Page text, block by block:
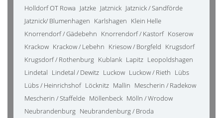
Holldorf OT Rowa Jatzke Jatznick Jatznick / Sandförde
Jatznick/ Blumenhagen Karlshagen Klein Helle
Knorrendorf / Gädebehn Knorrendorf / Kastorf Koserow
Krackow Krackow / Lebehn Kriesow / Borgfeld Krugsdorf
Krugsdorf / Rothenburg Kublank Lapitz Leopoldshagen
Lindetal Lindetal / Dewitz Luckow Luckow / Rieth Lübs
Lübs / Heinrichshof Löcknitz Mallin Mescherin / Radekow
Mescherin / Staffelde Möllenbeck Mölln / Wrodow
Neubrandenburg Neubrandenburg / Broda